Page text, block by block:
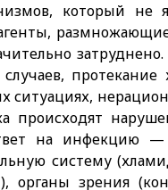
который не
затруднено.
ситуациях,
происходят
на инфекцию
систему
органы зрения